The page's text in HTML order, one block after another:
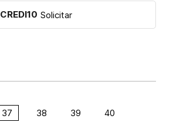
CREDI10 Solicitar
37 38 39
40